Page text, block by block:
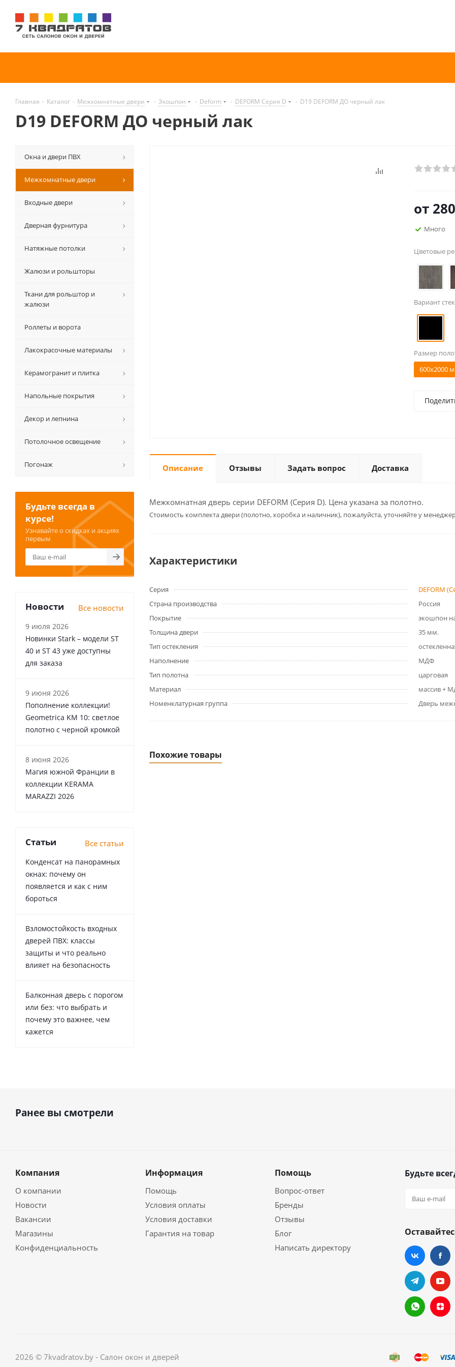
Главная - Каталог - Межкомнатные двери - Экошпон - Deform - DEFORM Серия D - D19 DEFORM ДО черный лак
D19 DEFORM ДО черный лак
от
Много
Цветовые
Вариант
Размер
600x2000
Описание Отзывы Задать вопрос Доставка
Межкомнатная дверь серии DEFORM (Серия D). Цена указана за полотно.
Cтоимость комплекта двери (полотно, коробка и наличник), пожалуйста, уточняйте у
Характеристики
Серия
DEFORM
Страна производства
Россия
Покрытие
экошпон
Толщина двери
35 мм.
Тип остекления
Наполнение
МДФ
Тип полотна
царговая
Материал
массив +
Номенклатурная группа
Дверь
Похожие товары
Окна и двери ПВХ
Межкомнатные двери
Входные двери
Дверная фурнитура
Натяжные потолки
Жалюзи и рольшторы
Ткани для рольштор и
жалюзи
Роллеты и ворота
Лакокрасочные материалы
Керамогранит и плитка
Напольные покрытия
Декор и лепнина
Потолочное освещение
Погонаж
Будьте всегда в
курсе!
Узнавайте о скидках и акциях
первым
Новости Все новости
9 июля 2026
Новинки Stark – модели ST
40 и ST 43 уже доступны
для заказа
9 июня 2026
Пополнение коллекции!
Geometrica KM 10: светлое
полотно с черной кромкой
8 июня 2026
Магия южной Франции в
коллекции KERAMA
MARAZZI 2026
Статьи Все статьи
Конденсат на панорамных
окнах: почему он
появляется и как с ним
бороться
Взломостойкость входных
дверей ПВХ: классы
защиты и что реально
влияет на безопасность
Балконная дверь с порогом
или без: что выбрать и
почему это важнее, чем
кажется
Ранее вы смотрели
Компания
О компании
Новости
Вакансии
Магазины
Конфиденциальность
Информация
Помощь
Условия оплаты
Условия доставки
Гарантия на товар
Помощь
Вопрос-ответ
Бренды
Отзывы
Блог
Написать директору
Будьте
2026 © 7kvadratov.by - Салон окон и дверей